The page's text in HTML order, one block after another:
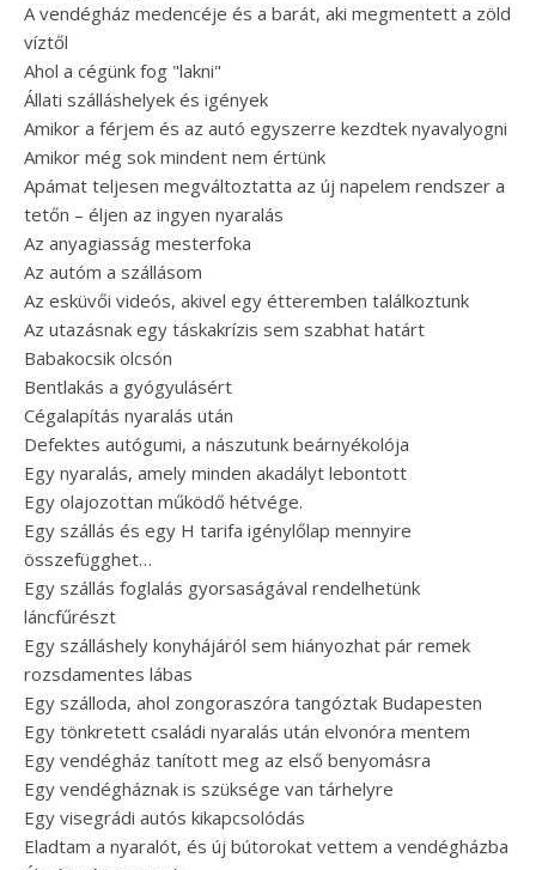
A vendégház medencéje és a barát, aki megmentett a zöld
víztől
Ahol a cégünk fog "lakni"
Állati szálláshelyek és igények
Amikor a férjem és az autó egyszerre kezdtek nyavalyogni
Amikor még sok mindent nem értünk
Apámat teljesen megváltoztatta az új napelem rendszer a
tetőn – éljen az ingyen nyaralás
Az anyagiasság mesterfoka
Az autóm a szállásom
Az esküvői videós, akivel egy étteremben találkoztunk
Az utazásnak egy táskakrízis sem szabhat határt
Babakocsik olcsón
Bentlakás a gyógyulásért
Cégalapítás nyaralás után
Defektes autógumi, a nászutunk beárnyékolója
Egy nyaralás, amely minden akadályt lebontott
Egy olajozottan működő hétvége.
Egy szállás és egy H tarifa igénylőlap mennyire
összefügghet…
Egy szállás foglalás gyorsaságával rendelhetünk
láncfűrészt
Egy szálláshely konyhájáról sem hiányozhat pár remek
rozsdamentes lábas
Egy szálloda, ahol zongoraszóra tangóztak Budapesten
Egy tönkretett családi nyaralás után elvonóra mentem
Egy vendégház tanított meg az első benyomásra
Egy vendégháznak is szüksége van tárhelyre
Egy visegrádi autós kikapcsolódás
Eladtam a nyaralót, és új bútorokat vettem a vendégházba